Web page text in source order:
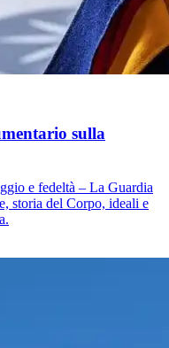
sulla
e fedeltà – La Guardia
storia del Corpo, ideali e